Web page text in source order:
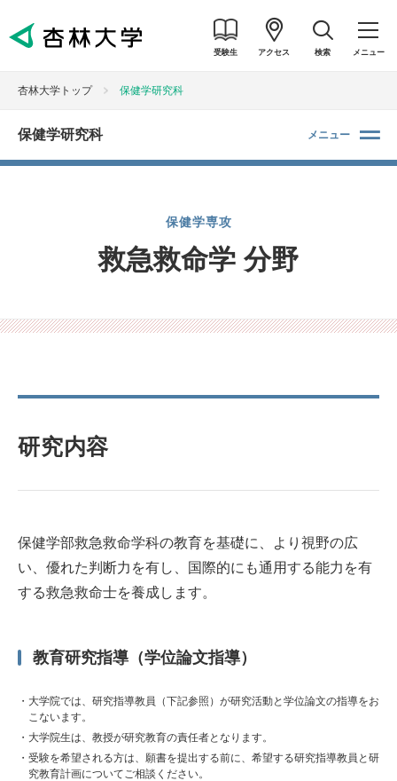
受験生 アクセス 検索 メニュー
杏林大学トップ 保健学研究科
保健学研究科 メニュー
保健学専攻
救急救命学 分野
研究内容
保健学部救急救命学科の教育を基礎に、より視野の広
い、優れた判断力を有し、国際的にも通用する能力を有
する救急救命士を養成します。
教育研究指導（学位論文指導）
大学院では、研究指導教員（下記参照）が研究活動と学位論文の指導をお
こないます。
大学院生は、教授が研究教育の責任者となります。
受験を希望される方は、願書を提出する前に、希望する研究指導教員と研
究教育計画についてご相談ください。